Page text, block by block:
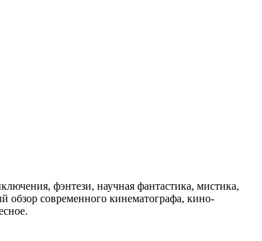
фэнтези, научная фантастика, мистика,
современного кинематографа, кино-